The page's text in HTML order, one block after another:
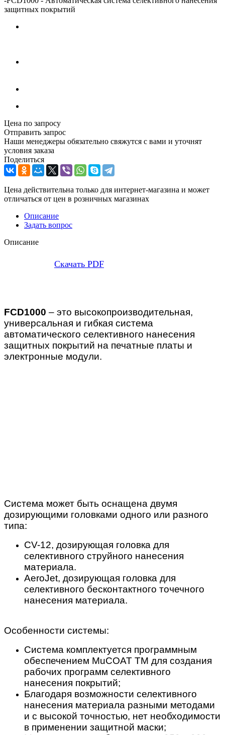
защитных покрытий
Цена по запросу
Отправить запрос
Наши менеджеры обязательно свяжутся с вами и уточнят
условия заказа
Поделиться
Цена действительна только для интернет-магазина и может
отличаться от цен в розничных магазинах
Описание
Задать вопрос
Описание
Скачать PDF
FCD1000 – это высокопроизводительная,
универсальная и гибкая система
автоматического селективного нанесения
защитных покрытий на печатные платы и
электронные модули.
Система может быть оснащена двумя
дозирующими головками одного или разного
типа:
CV-12, дозирующая головка для
селективного струйного нанесения
материала.
AeroJet, дозирующая головка для
селективного бесконтактного точечного
нанесения материала.
Особенности системы:
Система комплектуется программным
обеспечением MuCOAT TM для создания
рабочих программ селективного
нанесения покрытий;
Благодаря возможности селективного
нанесения материала разными методами
и с высокой точностью, нет необходимости
в применении защитной маски;